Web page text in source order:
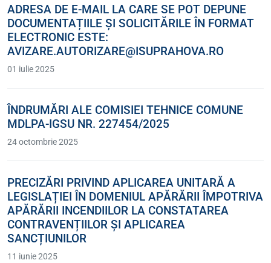
ADRESA DE E-MAIL LA CARE SE POT DEPUNE
DOCUMENTAȚIILE ȘI SOLICITĂRILE ÎN FORMAT
ELECTRONIC ESTE:
AVIZARE.AUTORIZARE@ISUPRAHOVA.RO
01 iulie 2025
ÎNDRUMĂRI ALE COMISIEI TEHNICE COMUNE
MDLPA-IGSU NR. 227454/2025
24 octombrie 2025
PRECIZĂRI PRIVIND APLICAREA UNITARĂ A
LEGISLAȚIEI ÎN DOMENIUL APĂRĂRII ÎMPOTRIVA
APĂRĂRII INCENDIILOR LA CONSTATAREA
CONTRAVENȚIILOR ȘI APLICAREA
SANCȚIUNILOR
11 iunie 2025